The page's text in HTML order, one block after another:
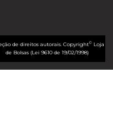
de direitos autorais. Copyright©Loja
de Bolsas (Lei 9610 de 19/02/1998)